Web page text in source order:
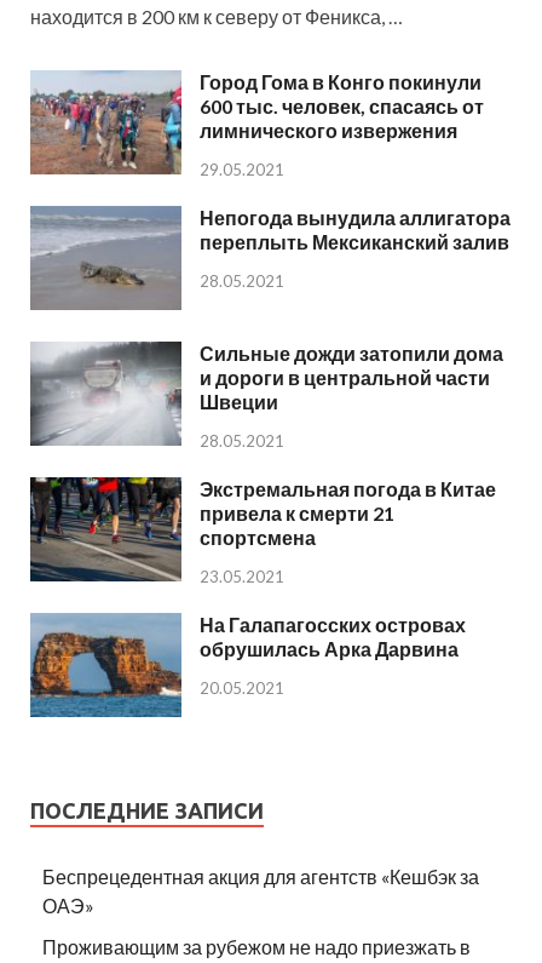
находится в 200 км к северу от Феникса, …
Город Гома в Конго покинули
600 тыс. человек, спасаясь от
лимнического извержения
29.05.2021
Непогода вынудила аллигатора
переплыть Мексиканский залив
28.05.2021
Сильные дожди затопили дома
и дороги в центральной части
Швеции
28.05.2021
Экстремальная погода в Китае
привела к смерти 21
спортсмена
23.05.2021
На Галапагосских островах
обрушилась Арка Дарвина
20.05.2021
ПОСЛЕДНИЕ ЗАПИСИ
Беспрецедентная акция для агентств «Кешбэк за
ОАЭ»
Проживающим за рубежом не надо приезжать в